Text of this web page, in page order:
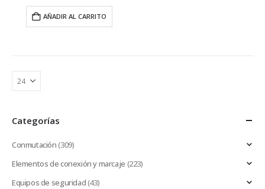
AÑADIR AL CARRITO
Categorías
Conmutación(309)
Elementos de conexión y marcaje (223)
Equipos de seguridad(43)